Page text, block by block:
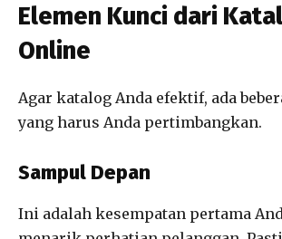
Elemen Kunci dari
Online
Agar katalog Anda efektif, ada
yang harus Anda pertimbangkan.
Sampul Depan
Ini adalah kesempatan pertama